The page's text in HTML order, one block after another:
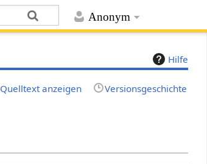
Anonym
Hilfe
Quelltext anzeigen Versionsgeschichte